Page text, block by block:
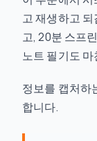
고 재생하고
고, 20분 스프
노트 필기도
정보를 캡처하
합니다.